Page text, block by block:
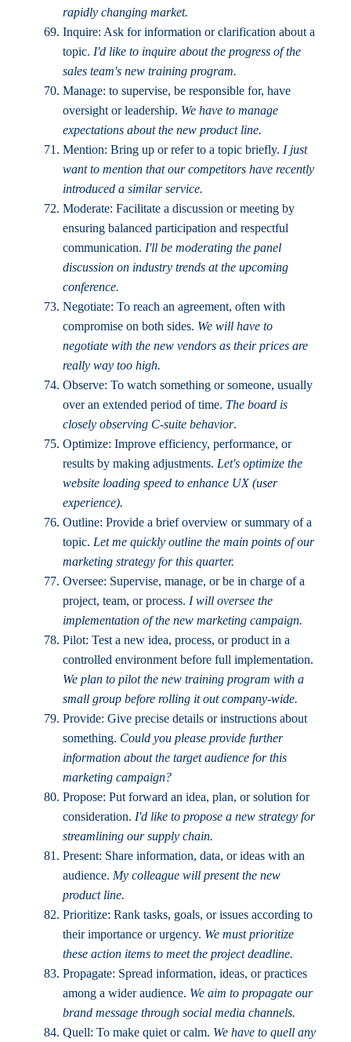
rapidly changing market.
Inquire: Ask for information or clarification about a
topic. I'd like to inquire about the progress of the
sales team's new training program.
Manage: to supervise, be responsible for, have
oversight or leadership. We have to manage
expectations about the new product line.
Mention: Bring up or refer to a topic briefly. I just
want to mention that our competitors have recently
introduced a similar service.
Moderate: Facilitate a discussion or meeting by
ensuring balanced participation and respectful
communication. I'll be moderating the panel
discussion on industry trends at the upcoming
conference.
Negotiate: To reach an agreement, often with
compromise on both sides. We will have to
negotiate with the new vendors as their prices are
really way too high.
Observe: To watch something or someone, usually
over an extended period of time. The board is
closely observing C-suite behavior.
Optimize: Improve efficiency, performance, or
results by making adjustments. Let's optimize the
website loading speed to enhance UX (user
experience).
Outline: Provide a brief overview or summary of a
topic. Let me quickly outline the main points of our
marketing strategy for this quarter.
Oversee: Supervise, manage, or be in charge of a
project, team, or process. I will oversee the
implementation of the new marketing campaign.
Pilot: Test a new idea, process, or product in a
controlled environment before full implementation.
We plan to pilot the new training program with a
small group before rolling it out company-wide.
Provide: Give precise details or instructions about
something. Could you please provide further
information about the target audience for this
marketing campaign?
Propose: Put forward an idea, plan, or solution for
consideration. I'd like to propose a new strategy for
streamlining our supply chain.
Present: Share information, data, or ideas with an
audience. My colleague will present the new
product line.
Prioritize: Rank tasks, goals, or issues according to
their importance or urgency. We must prioritize
these action items to meet the project deadline.
Propagate: Spread information, ideas, or practices
among a wider audience. We aim to propagate our
brand message through social media channels.
Quell: To make quiet or calm. We have to quell any